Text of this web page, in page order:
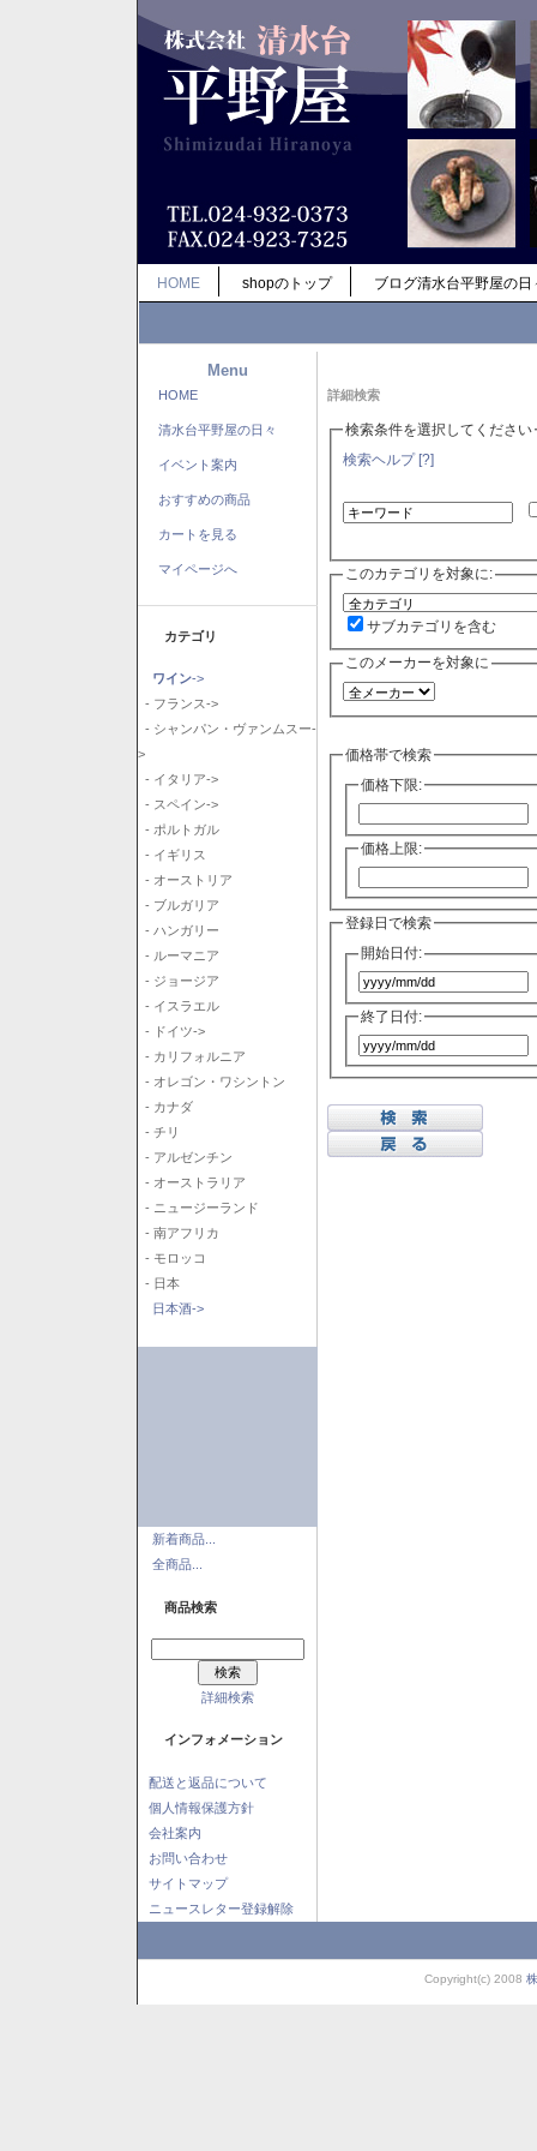
HOME shopのトップ ブログ清水台平野屋の日
Menu
HOME
清水台平野屋の日々
イベント案内
おすすめの商品
カートを見る
マイページへ
カテゴリ
ワイン->
- フランス->
- シャンパン・ヴァンムスー-
>
- イタリア->
- スペイン->
- ポルトガル
- イギリス
- オーストリア
- ブルガリア
- ハンガリー
- ルーマニア
- ジョージア
- イスラエル
- ドイツ->
- カリフォルニア
- オレゴン・ワシントン
- カナダ
- チリ
- アルゼンチン
- オーストラリア
- ニュージーランド
- 南アフリカ
- モロッコ
- 日本
日本酒->
新着商品...
全商品...
商品検索
詳細検索
インフォメーション
配送と返品について
個人情報保護方針
会社案内
お問い合わせ
サイトマップ
ニュースレター登録解除
詳細検索
検索条件を選択してください
検索ヘルプ [?]
このカテゴリを対象に:
サブカテゴリを含む
このメーカーを対象に
価格帯で検索
価格下限:
価格上限:
登録日で検索
開始日付:
終了日付:
Copyright(c) 2008